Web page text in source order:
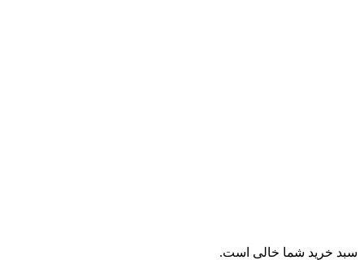
سبد خرید شما خالی است.